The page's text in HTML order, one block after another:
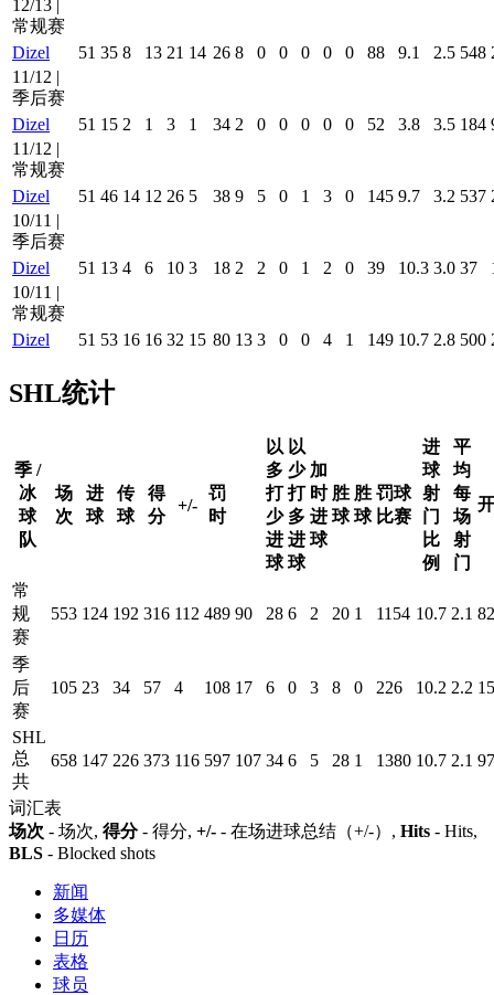
12/13 |
常规赛
Dizel
51 35 8 13 21 14 26 8 0 0 0 0 0 88 9.1 2.5 548
11/12 |
季后赛
Dizel
51 15 2 1 3 1 34 2 0 0 0 0 0 52 3.8 3.5 184
11/12 |
常规赛
Dizel
51 46 14 12 26 5 38 9 5 0 1 3 0 145 9.7 3.2 537
10/11 |
季后赛
Dizel
51 13 4 6 10 3 18 2 2 0 1 2 0 39 10.3 3.0 37
10/11 |
常规赛
Dizel
51 53 16 16 32 15 80 13 3 0 0 4 1 149 10.7 2.8 500
SHL统计
季 /
冰
球
队
场
次
进
球
传
球
得
分
+/-
罚
时
以
多
打
少
进
球
以
少
打
多
进
球
加
时
进
球
胜
球
胜
球
罚球
比赛
进
球
射
门
比
例
平
均
每
场
射
门
常
规
赛
553 124 192 316 112 489 90 28 6 2 20 1 1154 10.7 2.1
季
后
赛
105 23 34 57 4 108 17 6 0 3 8 0 226 10.2 2.2
SHL
总
共
658 147 226 373 116 597 107 34 6 5 28 1 1380 10.7 2.1
词汇表
场次 - 场次, 得分- 得分, +/- - 在场进球总结（+/-）, Hits - Hits,
BLS - Blocked shots
新闻
多媒体
日历
表格
球员